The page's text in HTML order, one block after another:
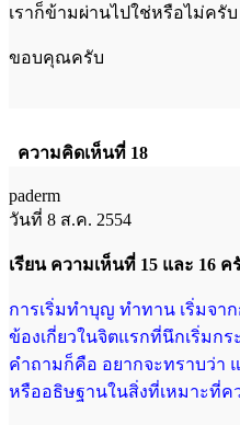
เราก็ข้ามผ่านไปใช่หรือไม่ครับ
ขอบคุณครับ
ความคิดเห็นที่ 18
paderm
วันที่ 8 ส.ค. 2554
เรียน ความเห็นที่ 15 และ 16 ค
การเริ่มทำบุญ ทำทาน เริ่มจา
ข้องเกี่ยวในจิตแรกที่นึกเริ่มกร
คำถามก็คือ อยากจะทราบว่า
หรืออธิษฐานในสิ่งที่เหมาะที่ค